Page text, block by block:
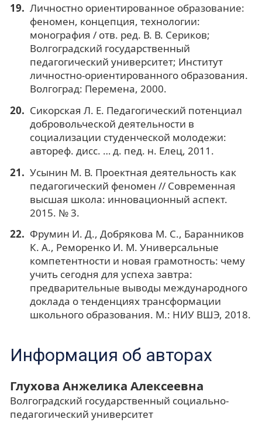
Личностно ориентированное образование:
феномен, концепция, технологии:
монография / отв. ред. В. В. Сериков;
Волгоградский государственный
педагогический университет; Институт
личностно-ориентированного образования.
Волгоград: Перемена, 2000.
Сикорская Л. Е. Педагогический потенциал
добровольческой деятельности в
социализации студенческой молодежи:
автореф. дисс. … д. пед. н. Елец, 2011.
Усынин М. В. Проектная деятельность как
педагогический феномен // Современная
высшая школа: инновационный аспект.
2015. № 3.
Фрумин И. Д., Добрякова М. С., Баранников
К. А., Реморенко И. М. Универсальные
компетентности и новая грамотность: чему
учить сегодня для успеха завтра:
предварительные выводы международного
доклада о тенденциях трансформации
школьного образования. М.: НИУ ВШЭ, 2018.
Информация об авторах
Глухова Анжелика Алексеевна
Волгоградский государственный социально-
педагогический университет